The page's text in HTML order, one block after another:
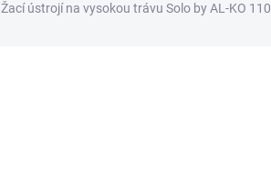
Žací ústrojí na vysokou trávu Solo by AL-KO 110